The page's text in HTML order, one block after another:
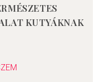
KUTYÁKNAK